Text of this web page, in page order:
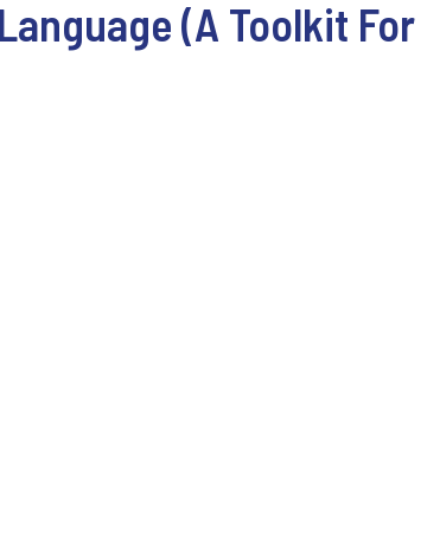
(A Toolkit For